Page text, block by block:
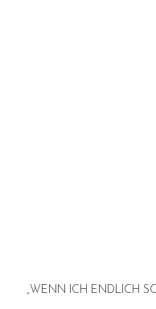
„WENN ICH ENDLICH